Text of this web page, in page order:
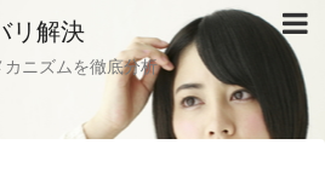
リ解決
ニズムを徹底分析